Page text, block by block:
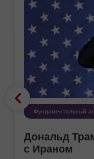
Фундаментальный
Дональд
с Ираном